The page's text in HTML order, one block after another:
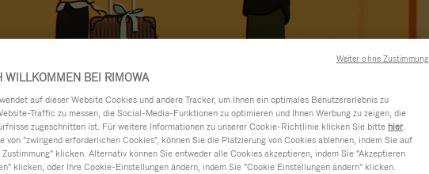
WILLKOMMEN BEI RIMOWA
auf dieser Website Cookies und andere Tracker, um Ihnen ein optimales Benutzererlebnis zu
Traffic zu messen, die Social-Media-Funktionen zu optimieren und Ihnen Werbung zu zeigen, die
zugeschnitten ist. Für weitere Informationen zu unserer Cookie-Richtlinie klicken Sie bitte hier.
von "zwingend erforderlichen Cookies", können Sie die Platzierung von Cookies ablehnen, indem Sie auf
klicken. Alternativ können Sie entweder alle Cookies akzeptieren, indem Sie "Akzeptieren
klicken, oder Ihre Cookie-Einstellungen ändern, indem Sie "Cookie Einstellungen ändern" klicken.
Weiter ohne Zustimmung